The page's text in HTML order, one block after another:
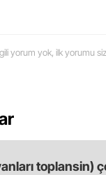
yorum yok, ilk yorumu siz
toplansin)